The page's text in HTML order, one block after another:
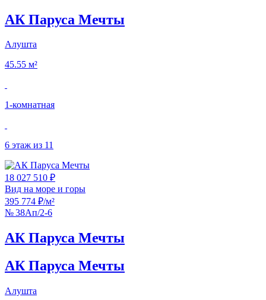
АК Паруса Мечты
Алушта
45.55 м²
1‑комнатная
6 этаж из 11
18 027 510 ₽
Вид на море и горы
395 774 ₽/м²
№ 38Ап/2-6
АК Паруса Мечты
АК Паруса Мечты
Алушта